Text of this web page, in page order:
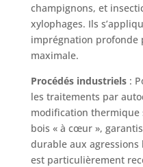
champignons, et
xylophages. Ils
imprégnation profonde
maximale.
Procédés industriels:
les traitements par
modification
bois « à cœur »,
durable aux
est particulièrement